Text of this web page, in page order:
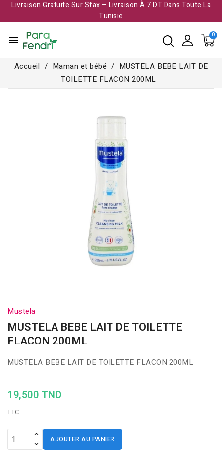
Livraison Gratuite Sur Sfax – Livraison À 7 DT Dans Toute La
Tunisie​
menu
Accueil Maman et bébé
MUSTELA BEBE LAIT DE
TOILETTE FLACON 200ML
Mustela
MUSTELA BEBE LAIT DE TOILETTE
FLACON 200ML
MUSTELA BEBE LAIT DE TOILETTE FLACON 200ML
19,500 TND
TTC
AJOUTER AU PANIER